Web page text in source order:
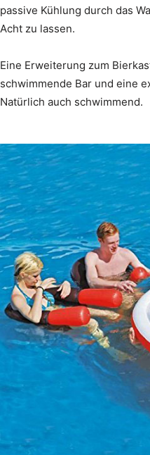
passive Kühlung durch das
Acht zu lassen.
Eine Erweiterung zum
schwimmende Bar und eine
Natürlich auch schwimmend.